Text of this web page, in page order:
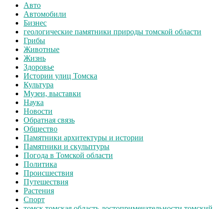
Авто
Автомобили
Бизнес
геологические памятники природы томской области
Грибы
Животные
Жизнь
Здоровье
Истории улиц Томска
Культура
Музеи, выставки
Наука
Новости
Обратная связь
Общество
Памятники архитектуры и истории
Памятники и скульптуры
Погода в Томской области
Политика
Происшествия
Путешествия
Растения
Спорт